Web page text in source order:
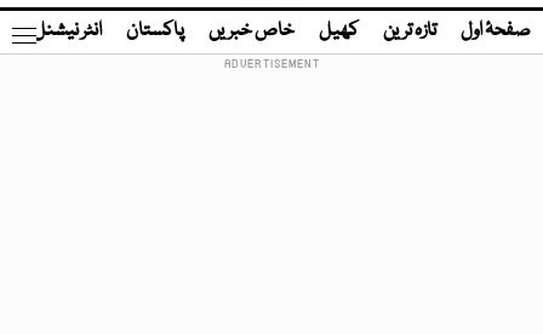
صفحۂ اول تازہ ترین کھیل خاص خبریں پاکستان انٹر نیشنل